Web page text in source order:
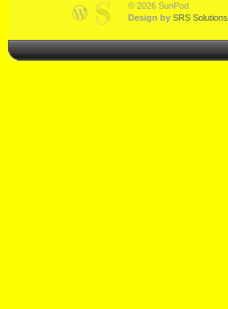
© 2026 SunPod
Design by SRS Solutions